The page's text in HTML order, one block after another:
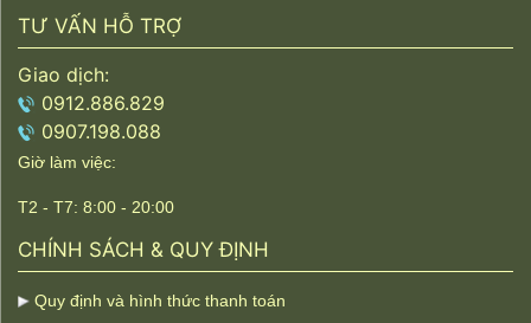
TƯ VẤN HỖ TRỢ
Giao dịch:
0912.886.829
0907.198.088
Giờ làm việc:
T2 - T7: 8:00 - 20:00
CHÍNH SÁCH & QUY ĐỊNH
Quy định và hình thức thanh toán